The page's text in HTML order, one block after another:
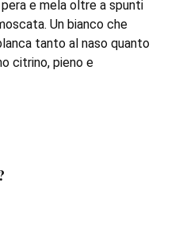
e mela oltre a spunti
Un bianco che
tanto al naso quanto
citrino, pieno e